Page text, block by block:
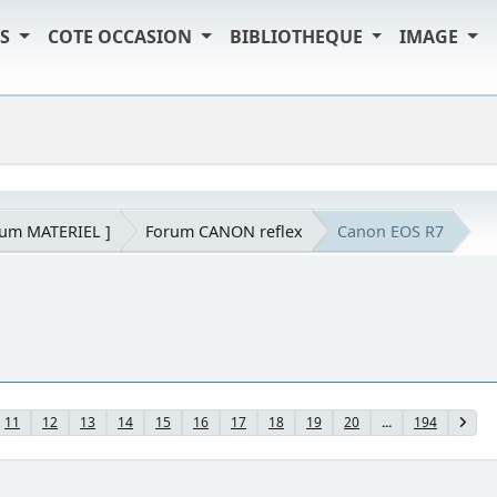
COTE OCCASION BIBLIOTHEQUE IMAGE
MATERIEL ] Forum CANON reflex Canon EOS R7
11 12 13 14 15 16 17 18 19 20 ... 194